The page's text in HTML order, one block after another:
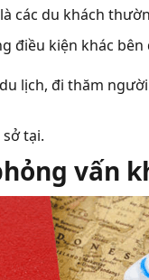
các du khách
điều kiện khác
lịch, đi thăm
tại.
vấn